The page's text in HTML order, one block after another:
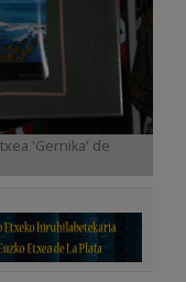
'Gernika' de